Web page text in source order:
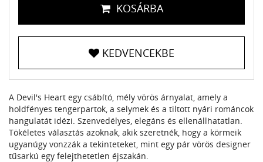
KOSÁRBA
KEDVENCEKBE
A Devil's Heart egy csábító, mély vörös árnyalat, amely a
holdfényes tengerpartok, a selymek és a tiltott nyári románcok
hangulatát idézi. Szenvedélyes, elegáns és ellenállhatatlan.
Tökéletes választás azoknak, akik szeretnék, hogy a körmeik
ugyanúgy vonzzák a tekinteteket, mint egy pár vörös designer
tűsarkú egy felejthetetlen éjszakán.